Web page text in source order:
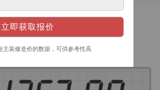
获取装修预算